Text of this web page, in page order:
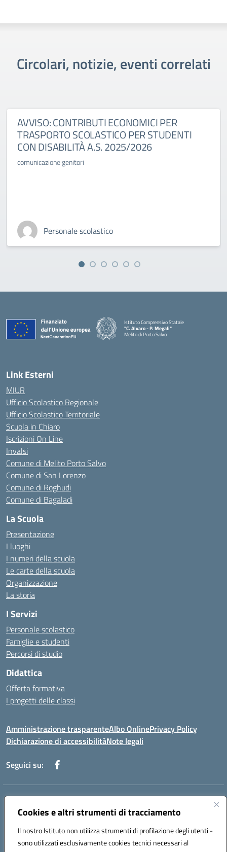
Cookies e altri strumenti di tracciamento
Il nostro Istituto non utilizza strumenti di profilazione degli utenti -
sono utilizzati esclusivamente cookies tecnici necessari al
Circolari, notizie, eventi correlati
AVVISO: CONTRIBUTI ECONOMICI PER
TRASPORTO SCOLASTICO PER STUDENTI
CON DISABILITÀ A.S. 2025/2026
comunicazione genitori
Personale scolastico
Istituto Comprensivo Statale
"C. Alvaro - P. Megali"
Melito di Porto Salvo
Link Esterni
MIUR
Ufficio Scolastico Regionale
Ufficio Scolastico Territoriale
Scuola in Chiaro
Iscrizioni On Line
Invalsi
Comune di Melito Porto Salvo
Comune di San Lorenzo
Comune di Roghudi
Comune di Bagaladi
La Scuola
Presentazione
I luoghi
I numeri della scuola
Le carte della scuola
Organizzazione
La storia
I Servizi
Personale scolastico
Famiglie e studenti
Percorsi di studio
Didattica
Offerta formativa
I progetti delle classi
Amministrazione trasparenteAlbo OnlinePrivacy Policy
Dichiarazione di accessibilitàNote legali
Seguici su:
Indirizzo:
Centralino:+39 0965 78 12 60 Email:rcic841003@istruzione.it
Codice fiscale: 92034530805